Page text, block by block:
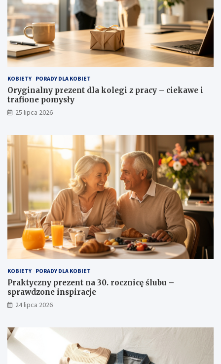
KOBIETY PORADY DLA KOBIET
Oryginalny prezent dla kolegi z pracy – ciekawe i
trafione pomysły
25 lipca 2026
KOBIETY PORADY DLA KOBIET
Praktyczny prezent na 30. rocznicę ślubu –
sprawdzone inspiracje
24 lipca 2026